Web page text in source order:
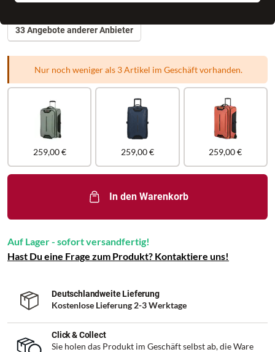
33 Angebote anderer Anbieter
Nur noch weniger als 3 Artikel im Geschäft vorhanden.
259,00 € 259,00 € 259,00 €
In den Warenkorb
Auf Lager - sofort versandfertig!
Hast Du eine Frage zum Produkt? Kontaktiere uns!
Deutschlandweite Lieferung
Kostenlose Lieferung 2-3 Werktage
Click & Collect
Sie holen das Produkt im Geschäft selbst ab, die Ware